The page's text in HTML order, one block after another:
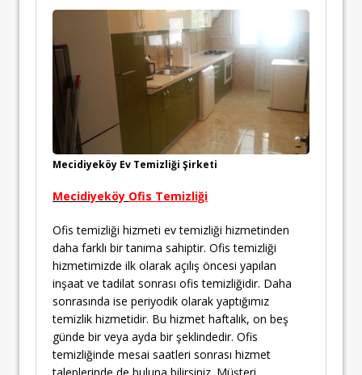
Mecidiyeköy Ev Temizliği Şirketi
Mecidiyeköy Ofis Temizliği
Ofis temizliği hizmeti ev temizliği hizmetinden
daha farklı bir tanıma sahiptir. Ofis temizliği
hizmetimizde ilk olarak açılış öncesi yapılan
inşaat ve tadilat sonrası ofis temizliğidir. Daha
sonrasında ise periyodik olarak yaptığımız
temizlik hizmetidir. Bu hizmet haftalık, on beş
günde bir veya ayda bir şeklindedir. Ofis
temizliğinde mesai saatleri sonrası hizmet